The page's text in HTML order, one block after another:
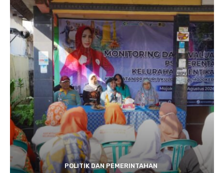
POLITIK DAN PEMERINTAHAN